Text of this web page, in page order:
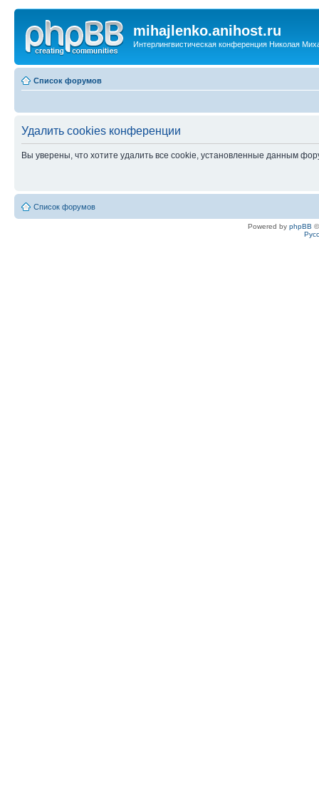
mihajlenko.anihost.ru
Интерлингвистическая конференция Николая
Список форумов
Удалить cookies конференции
Вы уверены, что хотите удалить все cookie, установленные данным
Список форумов
Powered by phpBB